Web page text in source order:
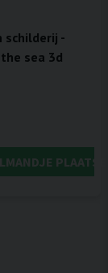
schilderij -
sea 3d